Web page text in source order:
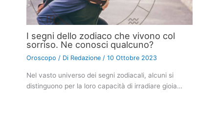
I segni dello zodiaco che vivono col
sorriso. Ne conosci qualcuno?
Oroscopo / Di Redazione/10 Ottobre 2023
Nel vasto universo dei segni zodiacali, alcuni si
distinguono per la loro capacità di irradiare gioia…